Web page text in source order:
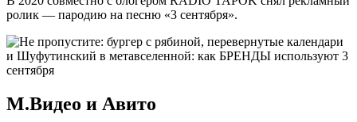
ролик — пародию на песню «3 сентября».
М.Видео и Авито